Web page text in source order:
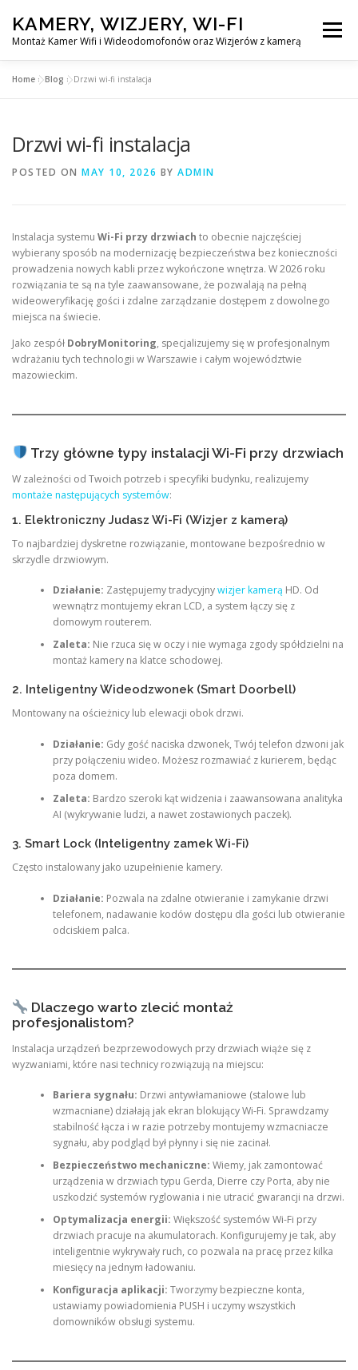
content
KAMERY, WIZJERY, WI-FI
Montaż Kamer Wifi i Wideodomofonów oraz Wizjerów z kamerą
Menu
MONTAŻ WIDEDOMOFONÓW
KONTAKT
EN
Home »Blog »Drzwi wi-fi instalacja
Drzwi wi-fi instalacja
POSTED ON MAY 10, 2026 BY ADMIN
Instalacja systemu Wi-Fi przy drzwiach to obecnie najczęściej
wybierany sposób na modernizację bezpieczeństwa bez konieczności
prowadzenia nowych kabli przez wykończone wnętrza. W 2026 roku
rozwiązania te są na tyle zaawansowane, że pozwalają na pełną
wideoweryfikację gości i zdalne zarządzanie dostępem z dowolnego
miejsca na świecie.
Jako zespół DobryMonitoring, specjalizujemy się w profesjonalnym
wdrażaniu tych technologii w Warszawie i całym województwie
mazowieckim.
Trzy główne typy instalacji Wi-Fi przy drzwiach
W zależności od Twoich potrzeb i specyfiki budynku, realizujemy
montaże następujących systemów:
1. Elektroniczny Judasz Wi-Fi (Wizjer z kamerą)
To najbardziej dyskretne rozwiązanie, montowane bezpośrednio w
skrzydle drzwiowym.
Działanie: Zastępujemy tradycyjnywizjer kamerą HD. Od
wewnątrz montujemy ekran LCD, a system łączy się z
domowym routerem.
Zaleta: Nie rzuca się w oczy i nie wymaga zgody spółdzielni na
montaż kamery na klatce schodowej.
2. Inteligentny Wideodzwonek (Smart Doorbell)
Montowany na ościeżnicy lub elewacji obok drzwi.
Działanie: Gdy gość naciska dzwonek, Twój telefon dzwoni jak
przy połączeniu wideo. Możesz rozmawiać z kurierem, będąc
poza domem.
Zaleta: Bardzo szeroki kąt widzenia i zaawansowana analityka
AI (wykrywanie ludzi, a nawet zostawionych paczek).
3. Smart Lock (Inteligentny zamek Wi-Fi)
Często instalowany jako uzupełnienie kamery.
Działanie: Pozwala na zdalne otwieranie i zamykanie drzwi
telefonem, nadawanie kodów dostępu dla gości lub otwieranie
odciskiem palca.
Dlaczego warto zlecić montaż
profesjonalistom?
Instalacja urządzeń bezprzewodowych przy drzwiach wiąże się z
wyzwaniami, które nasi technicy rozwiązują na miejscu:
Bariera sygnału: Drzwi antywłamaniowe (stalowe lub
wzmacniane) działają jak ekran blokujący Wi-Fi. Sprawdzamy
stabilność łącza i w razie potrzeby montujemy wzmacniacze
sygnału, aby podgląd był płynny i się nie zacinał.
Bezpieczeństwo mechaniczne: Wiemy, jak zamontować
urządzenia w drzwiach typu Gerda, Dierre czy Porta, aby nie
uszkodzić systemów ryglowania i nie utracić gwarancji na drzwi.
Optymalizacja energii: Większość systemów Wi-Fi przy
drzwiach pracuje na akumulatorach. Konfigurujemy je tak, aby
inteligentnie wykrywały ruch, co pozwala na pracę przez kilka
miesięcy na jednym ładowaniu.
Konfiguracja aplikacji: Tworzymy bezpieczne konta,
ustawiamy powiadomienia PUSH i uczymy wszystkich
domowników obsługi systemu.